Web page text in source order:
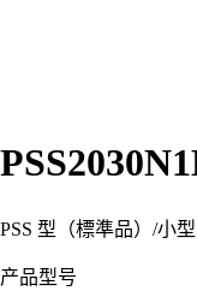
PSS 型（標準品） /小
产品型号